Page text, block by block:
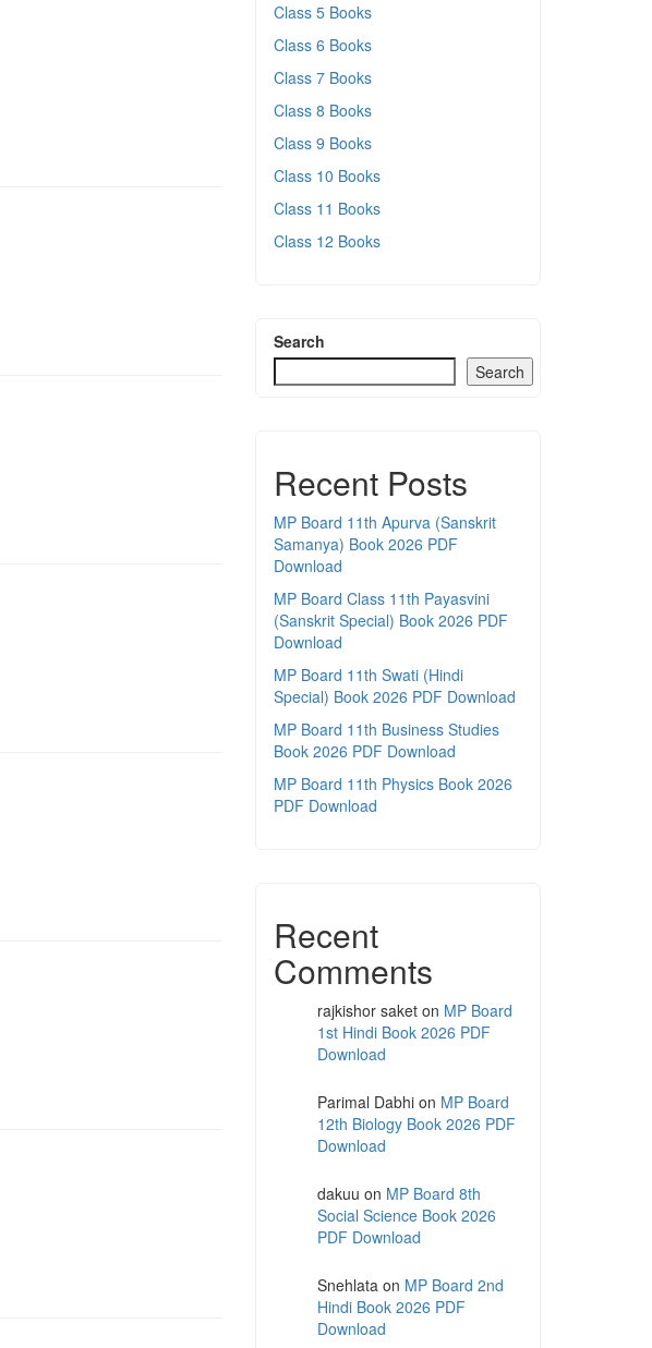
Class 5 Books
Class 6 Books
Class 7 Books
Class 8 Books
Class 9 Books
Class 10 Books
Class 11 Books
Class 12 Books
Search
Search
Recent Posts
MP Board 11th Apurva (Sanskrit
Samanya) Book 2026 PDF
Download
MP Board Class 11th Payasvini
(Sanskrit Special) Book 2026 PDF
Download
MP Board 11th Swati (Hindi
Special) Book 2026 PDF Download
MP Board 11th Business Studies
Book 2026 PDF Download
MP Board 11th Physics Book 2026
PDF Download
Recent
Comments
rajkishor saketon MP Board
1st Hindi Book 2026 PDF
Download
Parimal Dabhion MP Board
12th Biology Book 2026 PDF
Download
dakuu on MP Board 8th
Social Science Book 2026
PDF Download
Snehlataon MP Board 2nd
Hindi Book 2026 PDF
Download